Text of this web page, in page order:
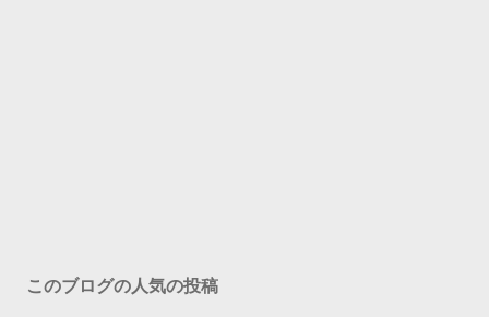
このブログの人気の投稿